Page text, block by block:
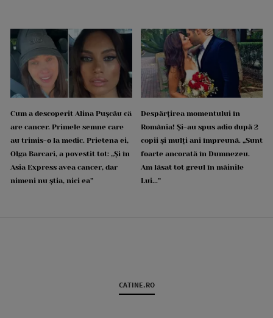
Cum a descoperit Alina Pușcău că
are cancer. Primele semne care
au trimis-o la medic. Prietena ei,
Olga Barcari, a povestit tot: „Și în
Asia Express avea cancer, dar
nimeni nu știa, nici ea”
Despărțirea momentului în
România! Și-au spus adio după 2
copii și mulți ani împreună. „Sunt
foarte ancorată în Dumnezeu.
Am lăsat tot greul în mâinile
Lui...”
CATINE.RO